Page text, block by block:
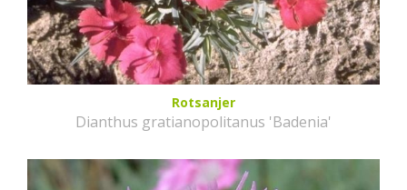
Rotsanjer
Dianthus gratianopolitanus 'Badenia'